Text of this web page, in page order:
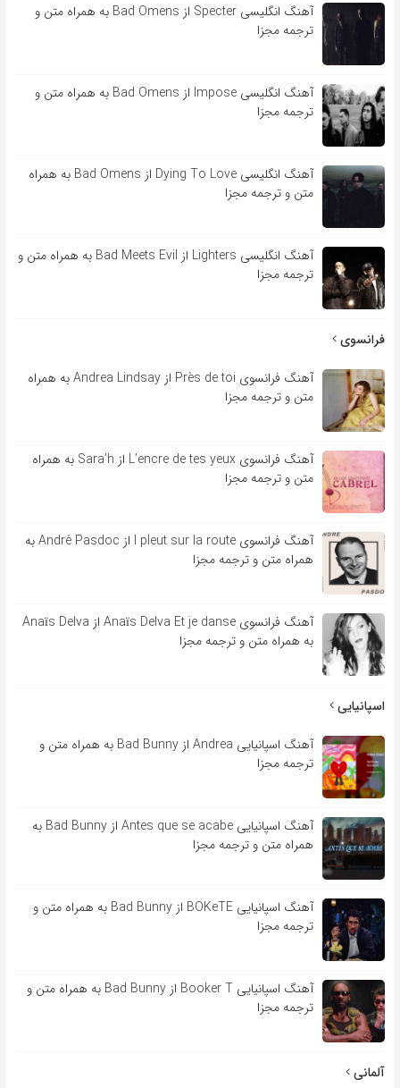
آهنگ انگلیسی Specter از Bad Omens به همراه متن و
ترجمه مجزا
آهنگ انگلیسی Impose از Bad Omens به همراه متن و
ترجمه مجزا
آهنگ انگلیسی Dying To Love از Bad Omens به همراه
متن و ترجمه مجزا
آهنگ انگلیسی Lighters از Bad Meets Evil به همراه متن و
ترجمه مجزا
فرانسوی
آهنگ فرانسوی Près de toi از Andrea Lindsay به همراه
متن و ترجمه مجزا
آهنگ فرانسوی L’encre de tes yeux از Sara’h به همراه
متن و ترجمه مجزا
آهنگ فرانسوی l pleut sur la route از André Pasdoc به
همراه متن و ترجمه مجزا
آهنگ فرانسوی Anaïs Delva Et je danse از Anaïs Delva
به همراه متن و ترجمه مجزا
اسپانیایی
آهنگ اسپانیایی Andrea از Bad Bunny به همراه متن و
ترجمه مجزا
آهنگ اسپانیایی Antes que se acabe از Bad Bunny به
همراه متن و ترجمه مجزا
آهنگ اسپانیایی BOKeTE از Bad Bunny به همراه متن و
ترجمه مجزا
آهنگ اسپانیایی Booker T از Bad Bunny به همراه متن و
ترجمه مجزا
آلمانی